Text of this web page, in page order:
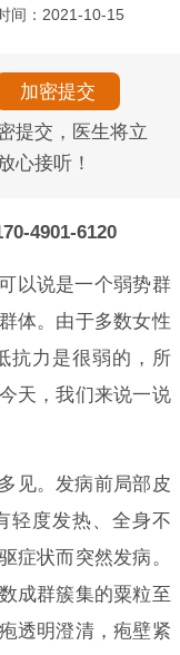
间：2021-10-15
提交，医生将立
心接听！
4901-6120
以说是一个弱势群
体。由于多数女性
抗力是很弱的，所
天，我们来说一说
见。发病前局部皮
轻度发热、全身不
症状而突然发病。
成群簇集的粟粒至
透明澄清，疱壁紧